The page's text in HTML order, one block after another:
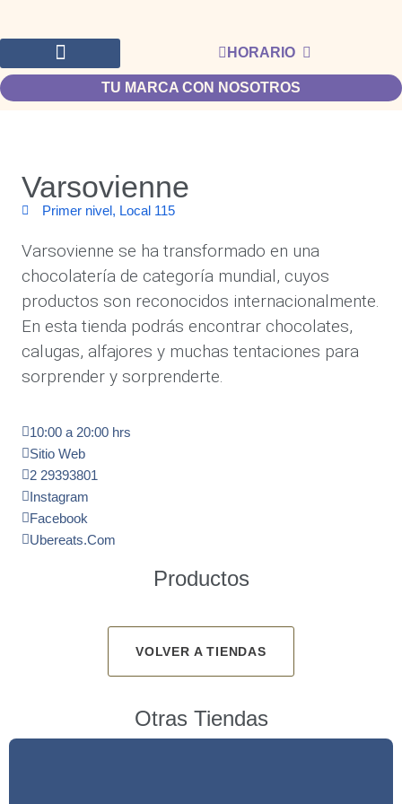
HORARIO
TU MARCA CON NOSOTROS
Varsovienne
Primer nivel, Local 115
Varsovienne se ha transformado en una
chocolatería de categoría mundial, cuyos
productos son reconocidos internacionalmente.
En esta tienda podrás encontrar chocolates,
calugas, alfajores y muchas tentaciones para
sorprender y sorprenderte.
10:00 a 20:00 hrs
Sitio Web
2 29393801
Instagram
Facebook
Ubereats.com
Productos
VOLVER A TIENDAS
Otras Tiendas